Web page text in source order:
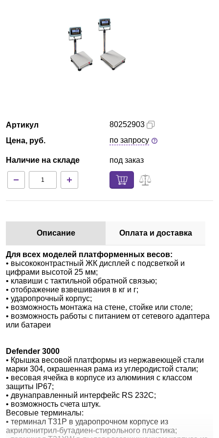
Партнеры
Технический сервис
Доставка и оплата
Артикул
Цена, руб.
Наличие на складе
80252903
по запросу
под заказ
Описание Оплата и доставка
Для всех моделей платформенных весов:
• высококонтрастный ЖК дисплей с подсветкой и
цифрами высотой 25 мм;
• клавиши с тактильной обратной связью;
• отображение взвешивания в кг и г;
• ударопрочный корпус;
• возможность монтажа на стене, стойке или столе;
• возможность работы с питанием от сетевого адаптера
или батареи
Defender 3000
• Крышка весовой платформы из нержавеющей стали
марки 304, окрашенная рама из углеродистой стали;
• весовая ячейка в корпусе из алюминия с классом
защиты IP67;
• двунаправленный интерфейс RS 232C;
• возможность счета штук.
Весовые терминалы:
• терминал T31P в ударопрочном корпусе из
акрилонитрил-бутадиен-стирольного пластика;